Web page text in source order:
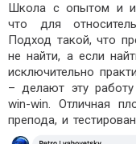
Школа с опытом и
что для
Подход такой, что
не найти, а если
исключительно
– делают эту
win-win. Отличная
препода, и